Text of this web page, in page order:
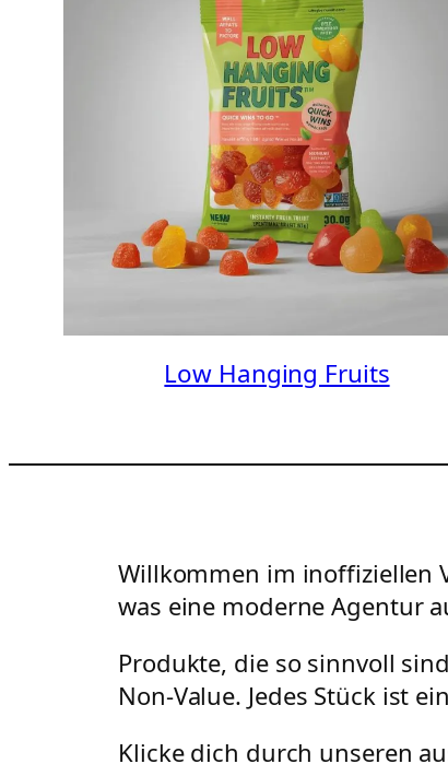
Low Hanging Fruits
Willkommen im inoffiziellen
was eine moderne Agentur
Produkte, die so sinnvoll
Non-Value. Jedes Stück ist
Klicke dich durch unseren